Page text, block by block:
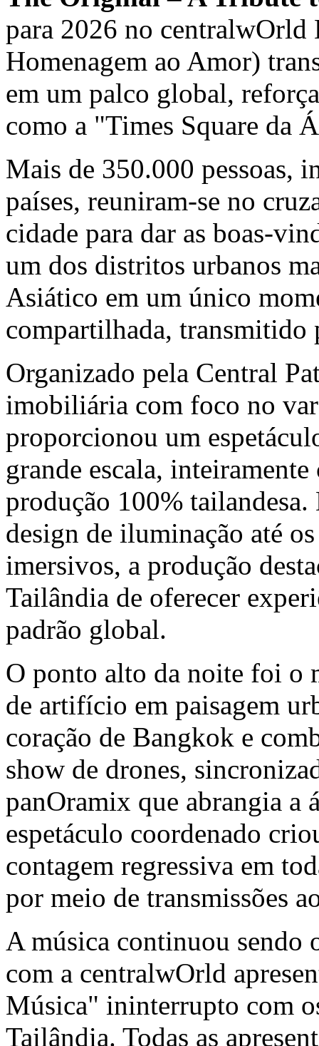
para 2026 no centralwOrld
Homenagem ao Amor)
em um palco global,
como a "Times Square da
Mais de 350.000 pessoas,
países, reuniram-se no
cidade para dar as boas-
um dos distritos urbanos
Asiático em um único
compartilhada, transmitido
Organizado pela Central
imobiliária com foco no
proporcionou um
grande escala,
produção 100%
design de iluminação até
imersivos, a produção
Tailândia de oferecer
padrão global.
O ponto alto da noite foi o
de artifício em paisagem
coração de Bangkok e
show de drones,
panOramix que abrangia a
espetáculo coordenado
contagem regressiva em
por meio de transmissões
A música continuou sendo
com a centralwOrld
Música" ininterrupto com
Tailândia. Todas as